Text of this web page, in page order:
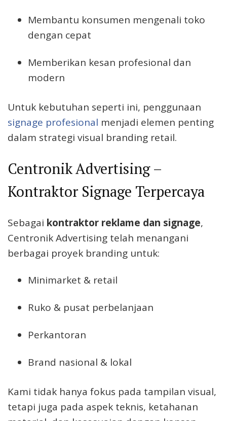
Membantu konsumen mengenali toko
dengan cepat
Memberikan kesan profesional dan
modern
Untuk kebutuhan seperti ini, penggunaan
signage profesional menjadi elemen penting
dalam strategi visual branding retail.
Centronik Advertising –
Kontraktor Signage Terpercaya
Sebagai kontraktor reklame dan signage,
Centronik Advertising telah menangani
berbagai proyek branding untuk:
Minimarket & retail
Ruko & pusat perbelanjaan
Perkantoran
Brand nasional & lokal
Kami tidak hanya fokus pada tampilan visual,
tetapi juga pada aspek teknis, ketahanan